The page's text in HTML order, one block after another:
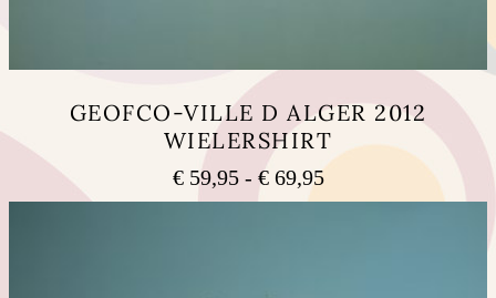
GEOFCO-VILLE D ALGER 2012
WIELERSHIRT
€59,95 - €69,95Prijsklasse:
€ 59,95